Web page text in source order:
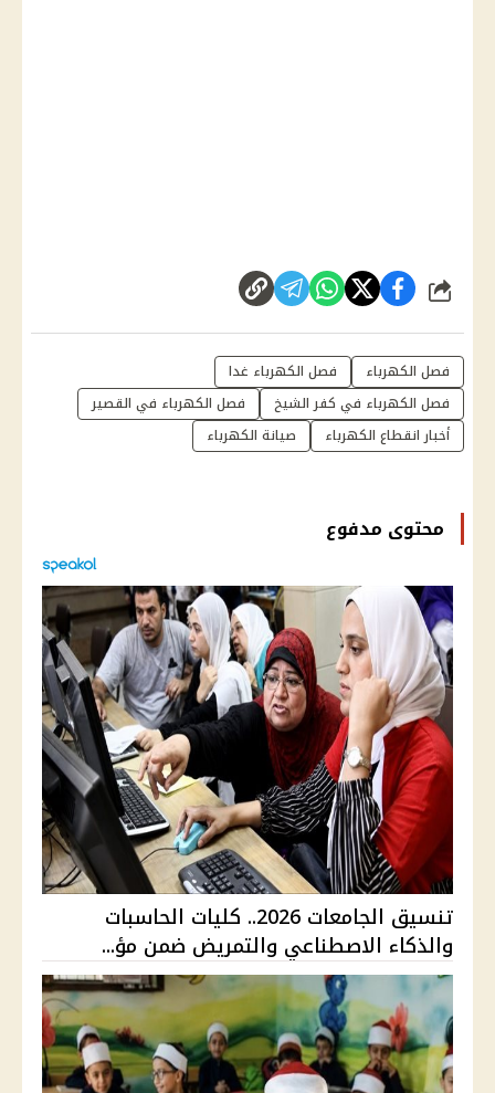
شارك
فصل الكهرباء
فصل الكهرباء غدا
فصل الكهرباء في كفر الشيخ
فصل الكهرباء في القصير
أخبار انقطاع الكهرباء
صيانة الكهرباء
محتوى مدفوع
تنسيق الجامعات 2026.. كليات الحاسبات
والذكاء الاصطناعي والتمريض ضمن مؤ...